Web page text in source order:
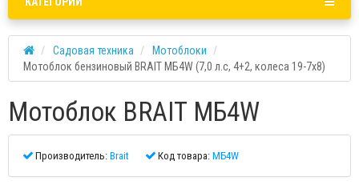
Садовая техника
Мотоблоки
Мотоблок бензиновый BRAIT МБ4W (7,0 л.с, 4+2, колеса 19-7х8)
Мотоблок BRAIT МБ4W
Производитель: Brait Код товара: МБ4W